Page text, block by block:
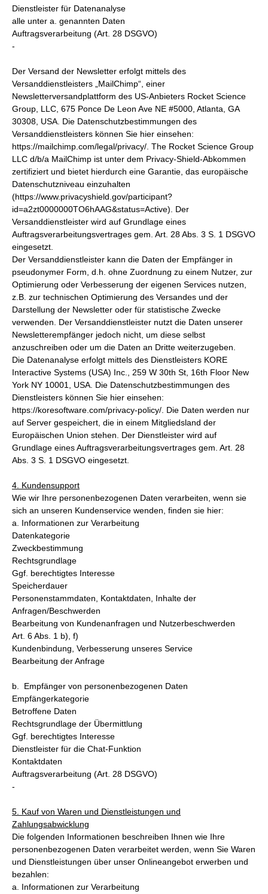
Dienstleister für Datenanalyse
alle unter a. genannten Daten
Auftragsverarbeitung (Art. 28 DSGVO)
-
Der Versand der Newsletter erfolgt mittels des
Versanddienstleisters „MailChimp“, einer
Newsletterversandplattform des US-Anbieters Rocket Science
Group, LLC, 675 Ponce De Leon Ave NE #5000, Atlanta, GA
30308, USA. Die Datenschutzbestimmungen des
Versanddienstleisters können Sie hier einsehen:
https://mailchimp.com/legal/privacy/. The Rocket Science Group
LLC d/b/a MailChimp ist unter dem Privacy-Shield-Abkommen
zertifiziert und bietet hierdurch eine Garantie, das europäische
Datenschutzniveau einzuhalten
(https://www.privacyshield.gov/participant?
id=a2zt0000000TO6hAAG&status=Active). Der
Versanddienstleister wird auf Grundlage eines
Auftragsverarbeitungsvertrages gem. Art. 28 Abs. 3 S. 1 DSGVO
eingesetzt.
Der Versanddienstleister kann die Daten der Empfänger in
pseudonymer Form, d.h. ohne Zuordnung zu einem Nutzer, zur
Optimierung oder Verbesserung der eigenen Services nutzen,
z.B. zur technischen Optimierung des Versandes und der
Darstellung der Newsletter oder für statistische Zwecke
verwenden. Der Versanddienstleister nutzt die Daten unserer
Newsletterempfänger jedoch nicht, um diese selbst
anzuschreiben oder um die Daten an Dritte weiterzugeben.
Die Datenanalyse erfolgt mittels des Dienstleisters KORE
Interactive Systems (USA) Inc., 259 W 30th St, 16th Floor New
York NY 10001, USA. Die Datenschutzbestimmungen des
Dienstleisters können Sie hier einsehen:
https://koresoftware.com/privacy-policy/. Die Daten werden nur
auf Server gespeichert, die in einem Mitgliedsland der
Europäischen Union stehen. Der Dienstleister wird auf
Grundlage eines Auftragsverarbeitungsvertrages gem. Art. 28
Abs. 3 S. 1 DSGVO eingesetzt.
4. Kundensupport
Wie wir Ihre personenbezogenen Daten verarbeiten, wenn sie
sich an unseren Kundenservice wenden, finden sie hier:
a. Informationen zur Verarbeitung
Datenkategorie
Zweckbestimmung
Rechtsgrundlage
Ggf. berechtigtes Interesse
Speicherdauer
Personenstammdaten, Kontaktdaten, Inhalte der
Anfragen/Beschwerden
Bearbeitung von Kundenanfragen und Nutzerbeschwerden
Art. 6 Abs. 1 b), f)
Kundenbindung, Verbesserung unseres Service
Bearbeitung der Anfrage
b. Empfänger von personenbezogenen Daten
Empfängerkategorie
Betroffene Daten
Rechtsgrundlage der Übermittlung
Ggf. berechtigtes Interesse
Dienstleister für die Chat-Funktion
Kontaktdaten
Auftragsverarbeitung (Art. 28 DSGVO)
-
5. Kauf von Waren und Dienstleistungen und
Zahlungsabwicklung
Die folgenden Informationen beschreiben Ihnen wie Ihre
personenbezogenen Daten verarbeitet werden, wenn Sie Waren
und Dienstleistungen über unser Onlineangebot erwerben und
bezahlen:
a. Informationen zur Verarbeitung